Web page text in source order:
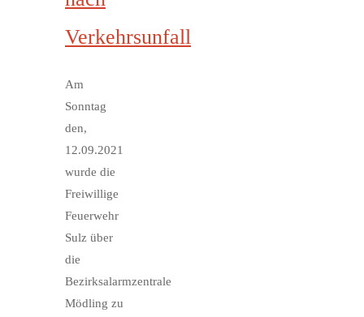
Verkehrsunfall
Am
Sonntag
den,
12.09.2021
wurde die
Freiwillige
Feuerwehr
Sulz über
die
Bezirksalarmzentrale
Mödling zu